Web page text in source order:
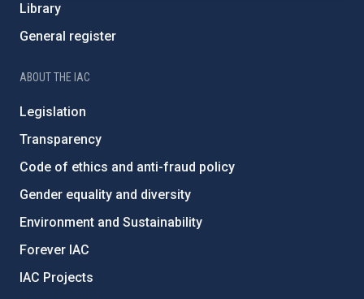
Library
General register
ABOUT THE IAC
Legislation
Transparency
Code of ethics and anti-fraud policy
Gender equality and diversity
Environment and Sustainability
Forever IAC
IAC Projects